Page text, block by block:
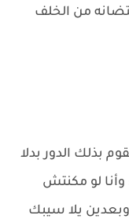
من الخلف
بذلك الدور بدلا
وأنا لو مكنتش
يلا سيبك